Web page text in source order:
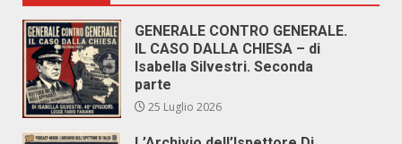
GENERALE CONTRO GENERALE.
IL CASO DALLA CHIESA – di
Isabella Silvestri. Seconda
parte
25 Luglio 2026